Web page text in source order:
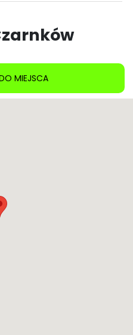
MIEJSCA